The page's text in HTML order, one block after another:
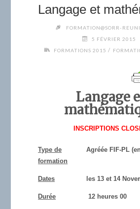
Langage et
FORMATION@SORR-
5 FÉVRIER 2015
FORMATIONS 2015 /
Langage
INSCRIPTIONS
Type de
formation
Agréée FIF-PL
Dates les 13 et 14
Durée 12 heures 00